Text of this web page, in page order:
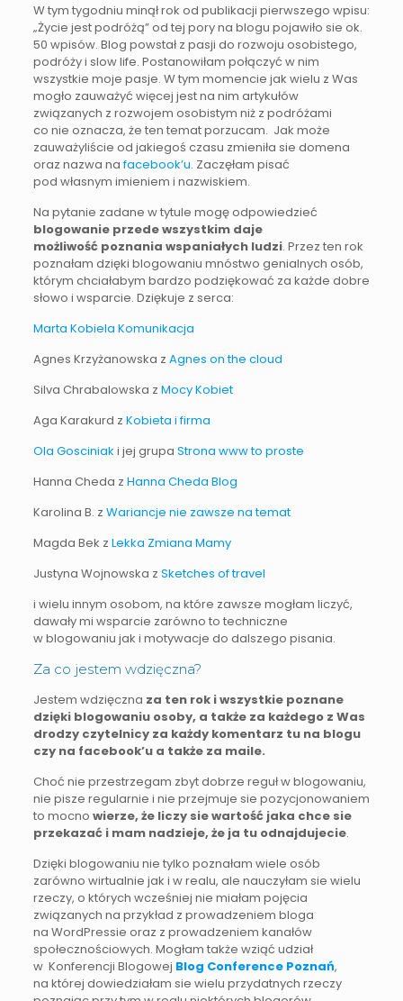
W tym tygodniu minął rok od publikacji pierwszego wpisu:
„Życie jest podróżą” od tej pory na blogu pojawiło sie ok.
50 wpisów. Blog powstał z pasji do rozwoju osobistego,
podróży i slow life. Postanowiłam połączyć w nim
wszystkie moje pasje. W tym momencie jak wielu z Was
mogło zauważyć więcej jest na nim artykułów
związanych z rozwojem osobistym niż z podróżami
co nie oznacza, że ten temat porzucam. Jak może
zauważyliście od jakiegoś czasu zmieniła sie domena
oraz nazwa nafacebook’u. Zaczęłam pisać
pod własnym imieniem i nazwiskiem.
Na pytanie zadane w tytule mogę odpowiedzieć
blogowanie przede wszystkim daje
możliwość poznania wspaniałych ludzi. Przez ten rok
poznałam dzięki blogowaniu mnóstwo genialnych osób,
którym chciałabym bardzo podziękować za każde dobre
słowo i wsparcie. Dziękuje z serca:
Marta Kobiela Komunikacja
Agnes Krzyżanowska z Agnes on the cloud
Silva Chrabalowska z Mocy Kobiet
Aga Karakurd z Kobieta i firma
Ola Gosciniak i jej grupa Strona www to proste
Hanna Cheda z Hanna Cheda Blog
Karolina B. z Wariancje nie zawsze na temat
Magda Bek z Lekka Zmiana Mamy
Justyna Wojnowska z Sketches of travel
i wielu innym osobom, na które zawsze mogłam liczyć,
dawały mi wsparcie zarówno to techniczne
w blogowaniu jak i motywacje do dalszego pisania.
Za co jestem wdzięczna?
Jestem wdzięczna za ten rok i wszystkie poznane
dzięki blogowaniu osoby, a także za każdego z Was
drodzy czytelnicy za każdy komentarz tu na blogu
czy na facebook’u a także za maile.
Choć nie przestrzegam zbyt dobrze reguł w blogowaniu,
nie pisze regularnie i nie przejmuje sie pozycjonowaniem
to mocno wierze, że liczy sie wartość jaka chce sie
przekazać i mam nadzieje, że ja tu odnajdujecie.
Dzięki blogowaniu nie tylko poznałam wiele osób
zarówno wirtualnie jak i w realu, ale nauczyłam sie wielu
rzeczy, o których wcześniej nie miałam pojęcia
związanych na przykład z prowadzeniem bloga
na WordPressie oraz z prowadzeniem kanałów
społecznościowych. Mogłam także wziąć udział
w Konferencji Blogowej Blog Conference Poznań,
na której dowiedziałam sie wielu przydatnych rzeczy